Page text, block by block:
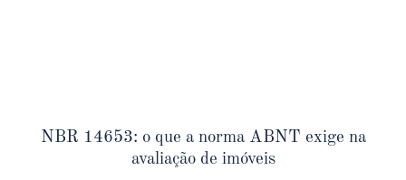
NBR 14653: o que a norma ABNT exige na
avaliação de imóveis